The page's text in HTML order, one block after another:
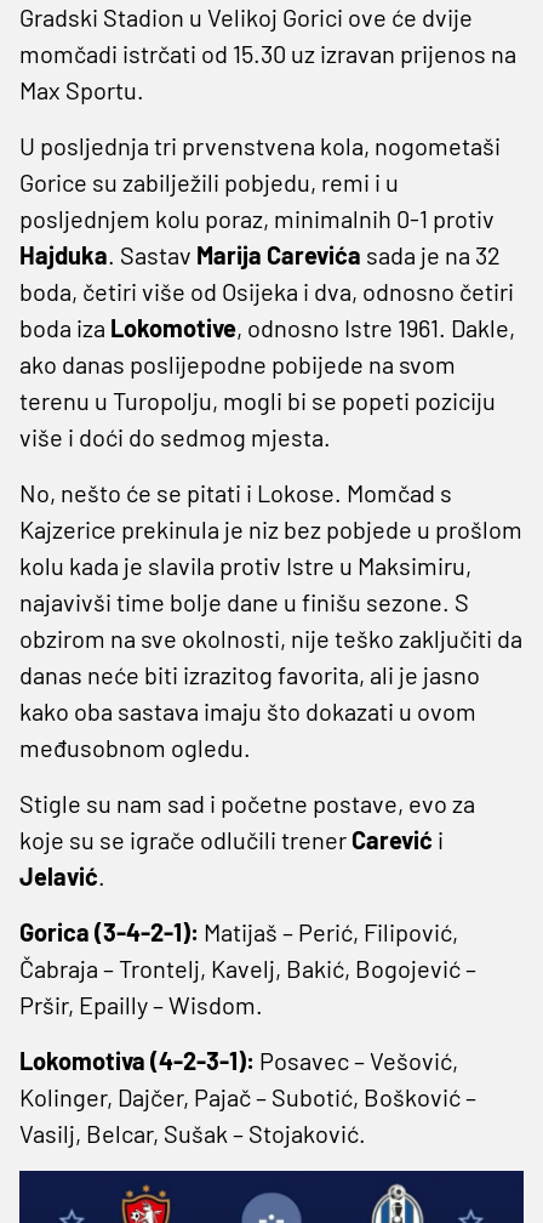
Gradski Stadion u Velikoj Gorici ove će dvije
momčadi istrčati od 15.30 uz izravan prijenos na
Max Sportu.
U posljednja tri prvenstvena kola, nogometaši
Gorice su zabilježili pobjedu, remi i u
posljednjem kolu poraz, minimalnih 0-1 protiv
Hajduka. Sastav Marija Carevića sada je na 32
boda, četiri više od Osijeka i dva, odnosno četiri
boda iza Lokomotive, odnosno Istre 1961. Dakle,
ako danas poslijepodne pobijede na svom
terenu u Turopolju, mogli bi se popeti poziciju
više i doći do sedmog mjesta.
No, nešto će se pitati i Lokose. Momčad s
Kajzerice prekinula je niz bez pobjede u prošlom
kolu kada je slavila protiv Istre u Maksimiru,
najavivši time bolje dane u finišu sezone. S
obzirom na sve okolnosti, nije teško zaključiti da
danas neće biti izrazitog favorita, ali je jasno
kako oba sastava imaju što dokazati u ovom
međusobnom ogledu.
Stigle su nam sad i početne postave, evo za
koje su se igrače odlučili trener Carević i
Jelavić.
Gorica (3-4-2-1): Matijaš – Perić, Filipović,
Čabraja – Trontelj, Kavelj, Bakić, Bogojević –
Pršir, Epailly – Wisdom.
Lokomotiva (4-2-3-1): Posavec – Vešović,
Kolinger, Dajčer, Pajač – Subotić, Bošković –
Vasilj, Belcar, Sušak – Stojaković.